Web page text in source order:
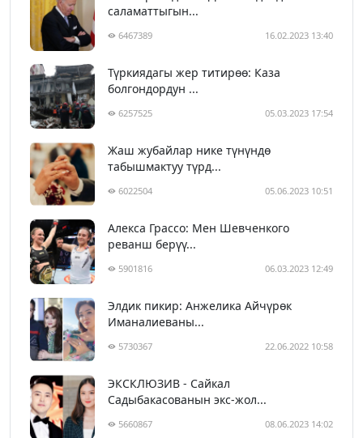
саламаттыгын...
6467389 16.02.2023 13:40
Түркиядагы жер титирөө: Каза
болгондордун ...
6257525 05.03.2023 17:54
Жаш жубайлар нике түнүндө
табышмактуу түрд...
6022504 05.06.2023 10:51
Алекса Грассо: Мен Шевченкого
реванш берүү...
5901816 06.03.2023 12:49
Элдик пикир: Анжелика Айчүрөк
Иманалиеваны...
5730367 22.06.2022 10:58
ЭКСКЛЮЗИВ - Сайкал
Садыбакасованын экс-жол...
5660867 08.06.2023 14:02